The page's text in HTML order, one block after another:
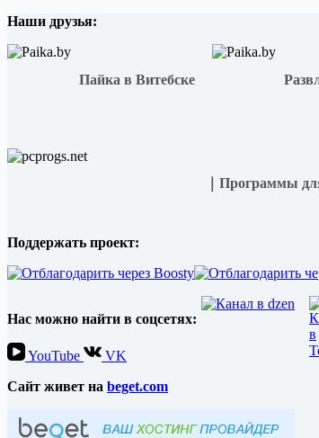
Наши друзья:
Пайка в Витебске
｜Программы
Поддержать проект:
Нас можно найти в соцсетях:
YouTube
VK
Cайт живет на beget.com